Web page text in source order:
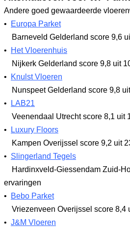
Andere goed gewaardeerde
•
Europa Parket
Barneveld Gelderland score 9,6
•
Het Vloerenhuis
Nijkerk Gelderland score 9,8 uit
•
Knulst Vloeren
Nunspeet Gelderland score 9,8
•
LAB21
Veenendaal Utrechtscore 8,1 uit
•
Luxury Floors
Kampen Overijssel score 9,2 uit
• Slingerland Tegels
Hardinxveld-Giessendam Zuid-
ervaringen
•
Bebo Parket
Vriezenveen Overijssel score 8,4
• J&M Vloeren